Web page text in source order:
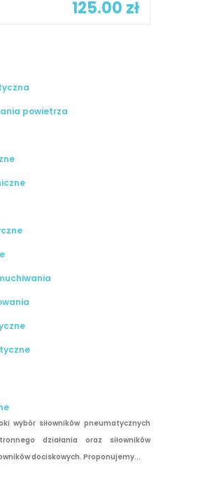
powietrza
125.00 zł
wybór siłowników pneumatycznych
działania oraz siłowników
dociskowych. Proponujemy...